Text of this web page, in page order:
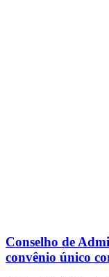
Conselho de
convênio único